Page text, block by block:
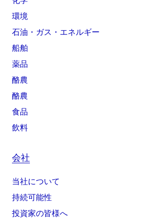
環境
石油・ガス・エネルギー
船舶
薬品
酪農
酪農
食品
飲料
会社
当社について
持続可能性
投資家の皆様へ